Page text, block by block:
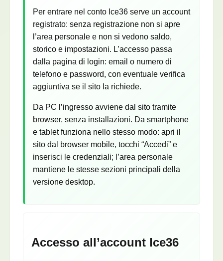
Per entrare nel conto Ice36 serve un account
registrato: senza registrazione non si apre
l’area personale e non si vedono saldo,
storico e impostazioni. L’accesso passa
dalla pagina di login: email o numero di
telefono e password, con eventuale verifica
aggiuntiva se il sito la richiede.
Da PC l’ingresso avviene dal sito tramite
browser, senza installazioni. Da smartphone
e tablet funziona nello stesso modo: apri il
sito dal browser mobile, tocchi “Accedi” e
inserisci le credenziali; l’area personale
mantiene le stesse sezioni principali della
versione desktop.
Accesso all’account Ice36